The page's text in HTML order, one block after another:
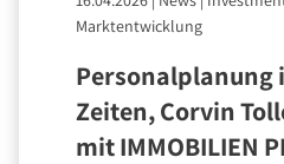
Marktentwicklung
Personalplanung
Zeiten, Corvin
mit IMMOBILIEN